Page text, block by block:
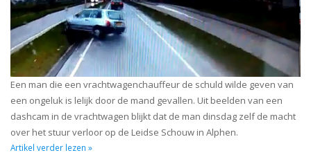
Een man die een vrachtwagenchauffeur de schuld wilde geven van
een ongeluk is lelijk door de mand gevallen. Uit beelden van een
dashcam in de vrachtwagen blijkt dat de man dinsdag zelf de macht
over het stuur verloor op de Leidse Schouw in Alphen.
Artikel verder lezen »